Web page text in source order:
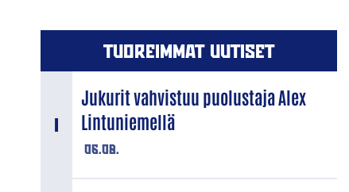
TUOREIMMAT UUTISET
06.08.
Jukurit vahvistuu puolustaja Alex
Lintuniemellä